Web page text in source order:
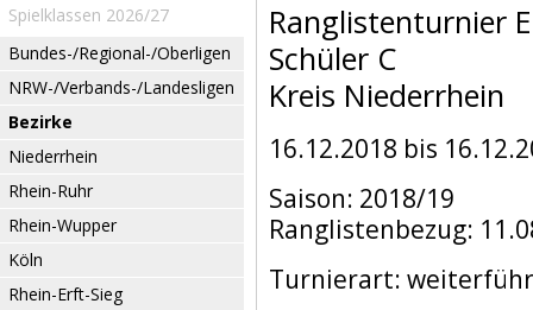
Spielklassen 2026/27
Bundes-/Regional-/Oberligen
NRW-/Verbands-/Landesligen
Bezirke
Niederrhein
Rhein-Ruhr
Rhein-Wupper
Köln
Rhein-Erft-Sieg
Ranglistenturnier
Schüler C
Kreis Niederrhein
16.12.2018 bis
Saison: 2018/19
Ranglistenbezug:
Turnierart: